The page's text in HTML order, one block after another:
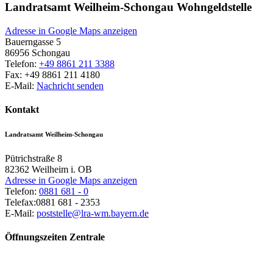
Landratsamt Weilheim-Schongau Wohngeldstelle
Adresse in Google Maps anzeigen
Bauerngasse 5
86956 Schongau
Telefon: +49 8861 211 3388
Fax: +49 8861 211 4180
E-Mail: Nachricht senden
Kontakt
Landratsamt Weilheim-Schongau
Pütrichstraße 8
82362 Weilheim i. OB
Adresse in Google Maps anzeigen
Telefon: 0881 681 - 0
Telefax:0881 681 - 2353
E-Mail: poststelle@lra-wm.bayern.de
Öffnungszeiten Zentrale